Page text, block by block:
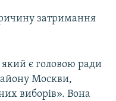
затримання
є головою ради
Москви,
виборів». Вона